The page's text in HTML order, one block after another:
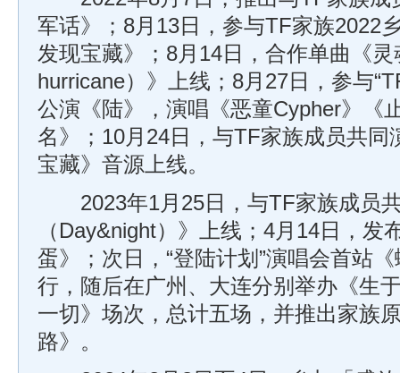
军话》；8月13日，参与TF家族2022
发现宝藏》；8月14日，合作单曲《
hurricane）》上线；8月27日，参与
公演《陆》，演唱《恶童Cypher》《
名》；10月24日，与TF家族成员共同
宝藏》音源上线。
2023年1月25日，与TF家族成员
（Day&night）》上线；4月14日，发
蛋》；次日，“登陆计划”演唱会首站
行，随后在广州、大连分别举办《生
一切》场次，总计五场，并推出家族
路》。